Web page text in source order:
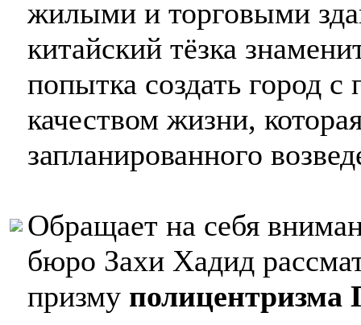
жилыми и торговыми
китайский тёзка
попытка создать город
качеством жизни,
запланированного
Обращает на себя
бюро Захи Хадид
призму полицентризма